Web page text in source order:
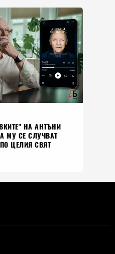
НА АНТЪНИ
МУ СЕ СЛУЧВАТ
ЦЕЛИЯ СВЯТ